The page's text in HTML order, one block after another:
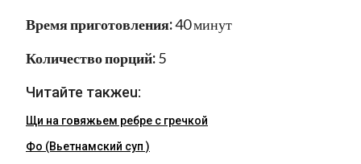
Время приготовления:40 минут
Количество порций:5
Читайте такжеu:
Щи на говяжьем ребре с гречкой
Фо (Вьетнамский суп )